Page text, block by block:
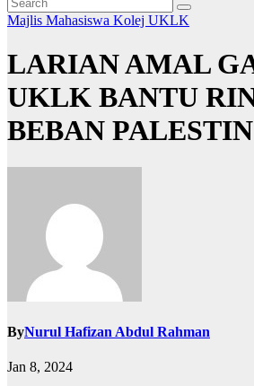
Majlis Mahasiswa Kolej UKLK
LARIAN AMAL
UKLK BANTU
BEBAN PALESTIN
ByNurul Hafizan Abdul Rahman
Jan 8, 2024